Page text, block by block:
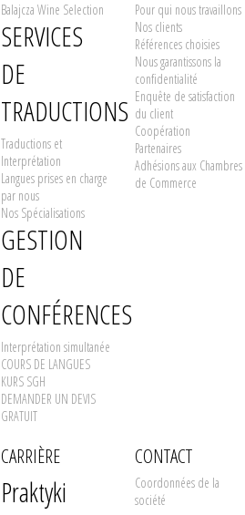
Balajcza Wine Selection
SERVICES
DE
TRADUCTIONS
Traductions et
Interprétation
Langues prises en charge
par nous
Nos Spécialisations
GESTION
DE
CONFÉRENCES
Interprétation simultanée
COURS DE LANGUES
KURS SGH
DEMANDER UN DEVIS
GRATUIT
Pour qui nous travaillons
Nos clients
Références choisies
Nous garantissons la
confidentialité
Enquête de satisfaction
du client
Coopération
Partenaires
Adhésions aux Chambres
de Commerce
CARRIÈRE
Praktyki
CONTACT
Coordonnées de la
société